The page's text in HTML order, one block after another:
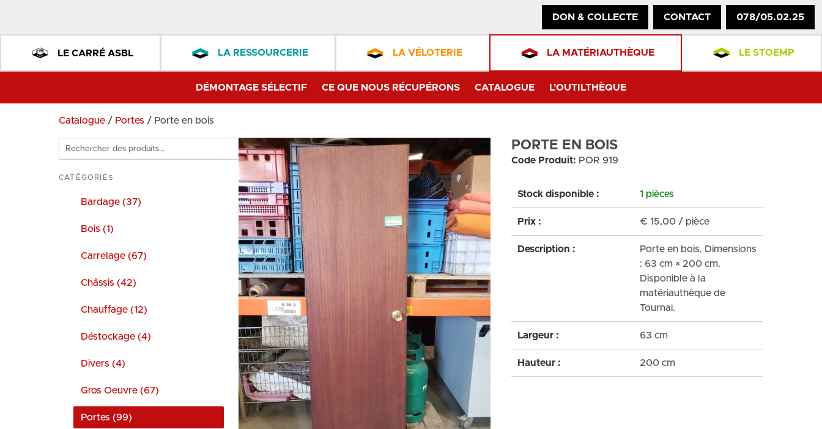
DON & COLLECTE CONTACT 078/05.02.25
LE CARRÉ ASBL LA RESSOURCERIE LA VÉLOTERIE LA MATÉRIAUTHÈQUE LE STOEMP
DÉMONTAGE SÉLECTIF CE QUE NOUS RÉCUPÉRONS CATALOGUE L’OUTILTHÈQUE
Catalogue / Portes / Porte en bois
Rechercher
des
produits
CATÉGORIES
Bardage (37)
Bois (1)
Carrelage (67)
Châssis (42)
Chauffage (12)
Déstockage (4)
Divers (4)
Gros Oeuvre (67)
Portes (99)
PORTE EN BOIS
Code Produit: POR 919
Stock disponible : 1 pièces
Prix : € 15,00 / pièce
Description :
Porte en bois. Dimensions
: 63 cm × 200 cm.
Disponible à la
matériauthèque de
Tournai.
Largeur : 63 cm
Hauteur : 200 cm